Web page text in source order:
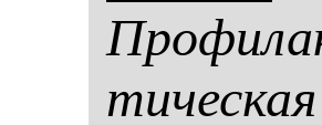
ти­чес­кая